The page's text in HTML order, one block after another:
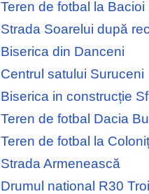
Teren de fotbal la Bacioi
Strada Soarelui după
Biserica din Danceni
Centrul satului Suruceni
Biserica in construcție
Teren de fotbal Dacia
Teren de fotbal la
Strada Armenească
Drumul national R30